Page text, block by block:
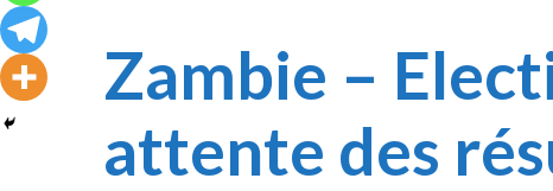
Zambie –
attente des